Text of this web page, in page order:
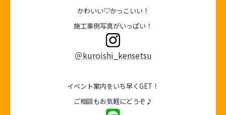
かわいい♡かっこいい！
施工事例写真がいっぱい！
＠kuroishi_kensetsu
イベント案内をいち早くGET！
ご相談もお気軽にどうぞ♪